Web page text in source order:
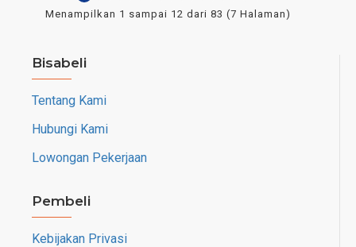
Menampilkan 1 sampai 12 dari 83 (7 Halaman)
Bisabeli
Tentang Kami
Hubungi Kami
Lowongan Pekerjaan
Pembeli
Kebijakan Privasi